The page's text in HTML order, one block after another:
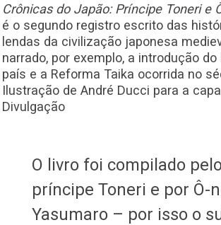
Crônicas do Japão: Príncipe Toneri e
é o segundo registro escrito das
lendas da civilização japonesa
narrado, por exemplo, a introdução
país e a Reforma Taika ocorrida no
Ilustração de André Ducci para a
Divulgação
O livro foi compilado
príncipe Toneri e por Ô-
Yasumaro – por isso o